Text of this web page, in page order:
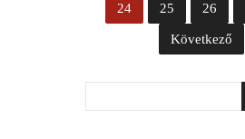
24 25 26
Következő